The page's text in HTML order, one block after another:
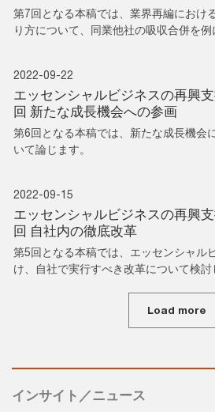
第7回となる本稿では、業界再編におけ
り方について、同業他社の吸収合併を例
2022-09-22
エッセンシャルビジネスの再興
回 新たな成長機会への参画
第6回となる本稿では、新たな成長機会
いて論じます。
2022-09-15
エッセンシャルビジネスの再興
回 自社内の徹底改革
第5回となる本稿では、エッセンシャル
け、自社で実行すべき改革について検討
Load more
インサイト／ニュース